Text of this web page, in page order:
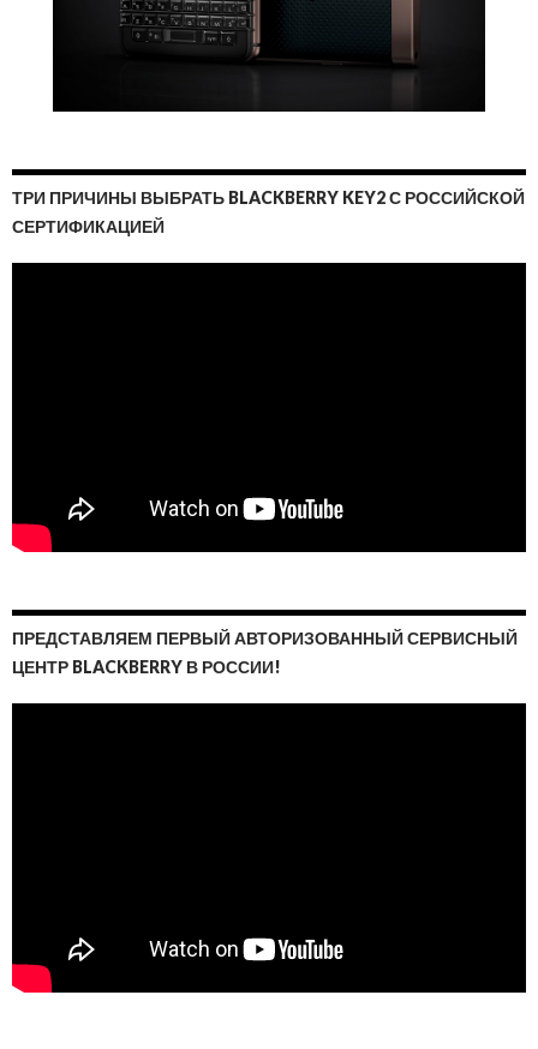
ТРИ ПРИЧИНЫ ВЫБРАТЬ BLACKBERRY KEY2 С РОССИЙСКОЙ
СЕРТИФИКАЦИЕЙ
ПРЕДСТАВЛЯЕМ ПЕРВЫЙ АВТОРИЗОВАННЫЙ СЕРВИСНЫЙ
ЦЕНТР BLACKBERRY В РОССИИ!